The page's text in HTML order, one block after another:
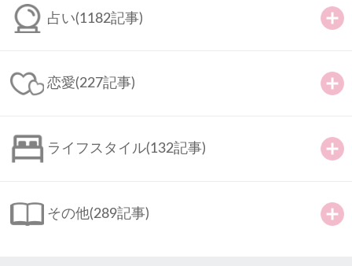
占い(1182記事)
恋愛(227記事)
ライフスタイル(132記事)
その他(289記事)